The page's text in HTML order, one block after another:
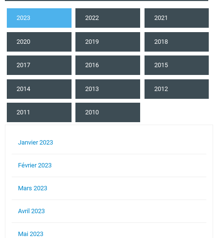
2023 2022 2021
2020 2019 2018
2017 2016 2015
2014 2013 2012
2011 2010
Janvier 2023
Février 2023
Mars 2023
Avril 2023
Mai 2023